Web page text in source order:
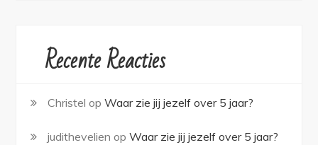
Recente Reacties
Christel opWaar zie jij jezelf over 5 jaar?
judithevelien opWaar zie jij jezelf over 5 jaar?